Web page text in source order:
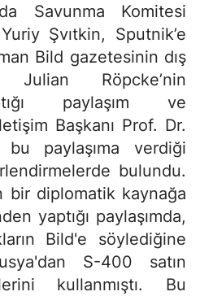
Savunma Komitesi
Şvıtkin, Sputnik’e
Bild gazetesinin dış
Röpcke’nin
paylaşım ve
Başkanı Prof. Dr.
bu paylaşıma verdiği
bulundu.
bir diplomatik kaynağa
yaptığı paylaşımda,
Bild'e söylediğine
S-400 satın
kullanmıştı. Bu